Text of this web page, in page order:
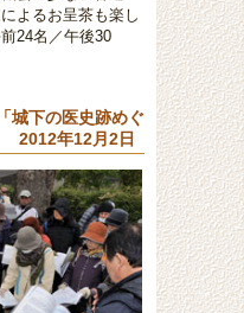
よるお呈茶も楽し
24名／午後30
城下の医史跡めぐ
2012年12月2日